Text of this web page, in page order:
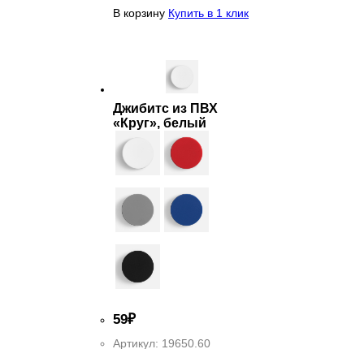
В корзину Купить в 1 клик
Джибитс из ПВХ
«Круг», белый
59₽
Артикул: 19650.60